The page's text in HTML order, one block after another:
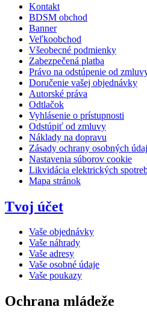
Kontakt
BDSM obchod
Banner
Veľkoobchod
Všeobecné podmienky
Zabezpečená platba
Právo na odstúpenie od
Doručenie vašej objednávky
Autorské práva
Odtlačok
Vyhlásenie o prístupnosti
Odstúpiť od zmluvy
Náklady na dopravu
Zásady ochrany osobných
Nastavenia súborov cookie
Likvidácia elektrických
Mapa stránok
Tvoj účet
Vaše objednávky
Vaše náhrady
Vaše adresy
Vaše osobné údaje
Vaše poukazy
Ochrana mládeže